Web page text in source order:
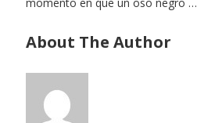
About The Author